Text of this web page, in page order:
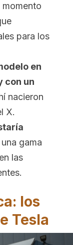
para los
en
con un
nacieron
X.
gama
las
los
Tesla